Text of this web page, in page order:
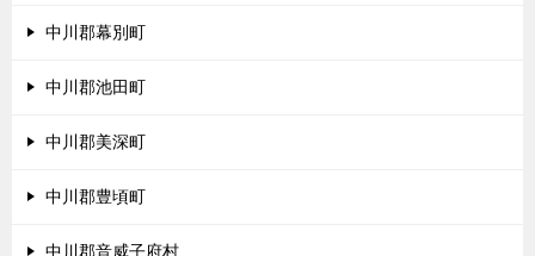
中川郡幕別町
中川郡池田町
中川郡美深町
中川郡豊頃町
中川郡音威子府村